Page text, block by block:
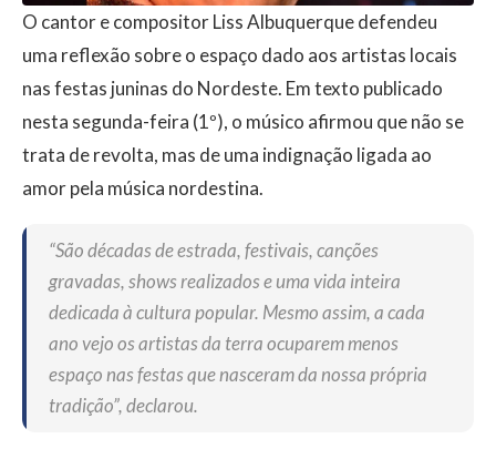
O cantor e compositor Liss Albuquerque defendeu
uma reflexão sobre o espaço dado aos artistas locais
nas festas juninas do Nordeste. Em texto publicado
nesta segunda-feira (1º), o músico afirmou que não se
trata de revolta, mas de uma indignação ligada ao
amor pela música nordestina.
“São décadas de estrada, festivais, canções
gravadas, shows realizados e uma vida inteira
dedicada à cultura popular. Mesmo assim, a cada
ano vejo os artistas da terra ocuparem menos
espaço nas festas que nasceram da nossa própria
tradição”, declarou.